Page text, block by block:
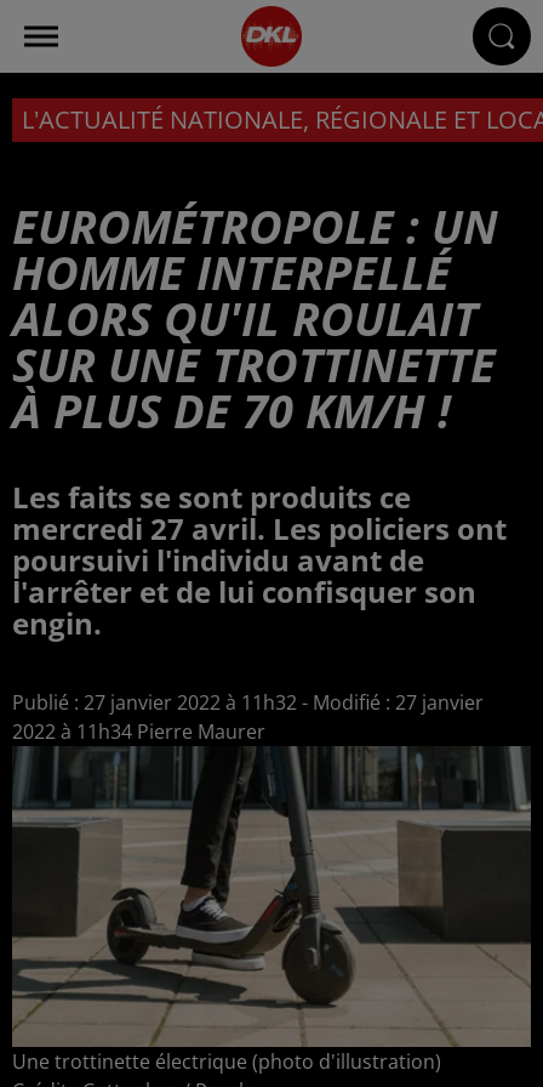
L'ACTUALITÉ NATIONALE, RÉGIONALE ET
EUROMÉTROPOLE : UN
HOMME INTERPELLÉ
ALORS QU'IL ROULAIT
SUR UNE TROTTINETTE
À PLUS DE 70 KM/H !
Les faits se sont produits ce
mercredi 27 avril. Les policiers ont
poursuivi l'individu avant de
l'arrêter et de lui confisquer son
engin.
Publié : 27 janvier 2022 à 11h32 - Modifié : 27 janvier
2022 à 11h34 Pierre Maurer
Une trottinette électrique (photo d'illustration)